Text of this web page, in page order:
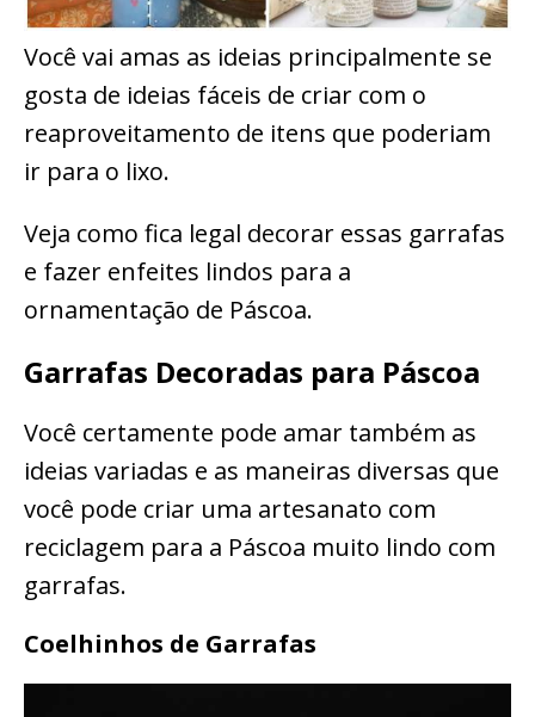
Você vai amas as ideias principalmente se
gosta de ideias fáceis de criar com o
reaproveitamento de itens que poderiam
ir para o lixo.
Veja como fica legal decorar essas garrafas
e fazer enfeites lindos para a
ornamentação de Páscoa.
Garrafas Decoradas para Páscoa
Você certamente pode amar também as
ideias variadas e as maneiras diversas que
você pode criar uma artesanato com
reciclagem para a Páscoa muito lindo com
garrafas.
Coelhinhos de Garrafas